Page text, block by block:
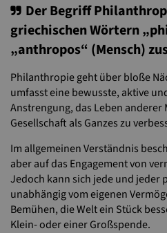
Der Begriff
griechischen Wörtern
„anthropos“ (Mensch)
Philanthropie geht über bloße
umfasst eine bewusste, aktive
Anstrengung, das Leben anderer
Gesellschaft als Ganzes zu
Im allgemeinen Verständnis
aber auf das Engagement von
Jedoch kann sich jede und jeder
unabhängig vom eigenen
Bemühen, die Welt ein Stück
Klein- oder einer Großspende.